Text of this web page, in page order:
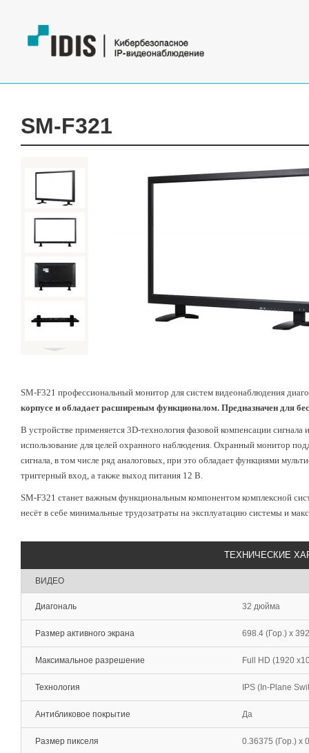
SM-F321
SM-F321 профессиональный монитор для систем видеонаблюдения
корпусе и обладает расширеным функционалом. Предназначен для
В устройстве применяется 3D-технология фазовой компенсации
использование для целей охранного наблюдения. Охранный монитор
сигнала, в том числе ряд аналоговых, при это обладает функциями
триггерный вход, а также выход питания 12 В.
SM-F321 станет важным функциональным компонентом комплексной
несёт в себе минимальные трудозатраты на эксплуатацию системы и
ТЕХНИЧЕСКИЕ
ВИДЕО
Диагональ 32 дюйма
Размер активного экрана 698.4 (Гор.) х
Максимальное разрешение Full HD (1920
Технология IPS (In-Plane
Антибликовое покрытие Да
Размер пикселя 0.36375 (Гор.) х